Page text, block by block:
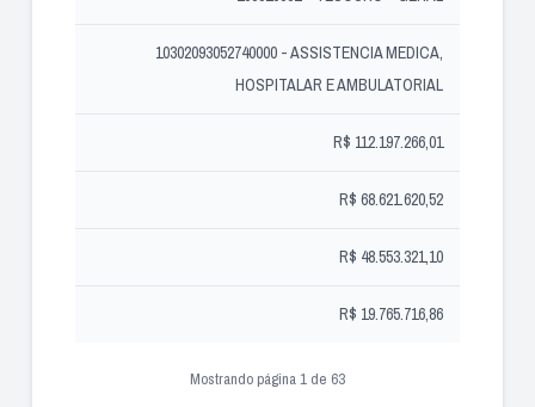
10302093052740000 - ASSISTENCIA MEDICA,
HOSPITALAR E AMBULATORIAL
R$ 112.197.266,01
R$ 68.621.620,52
R$ 48.553.321,10
R$ 19.765.716,86
Mostrando página 1 de 63